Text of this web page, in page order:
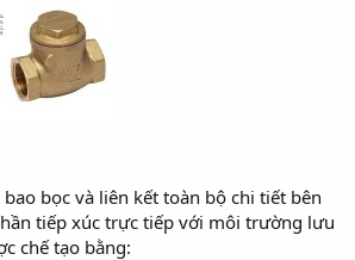
bọc và liên kết toàn bộ chi tiết bên
tiếp xúc trực tiếp với môi trường lưu
chế tạo bằng: